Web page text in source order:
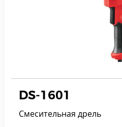
DS-1601
Смесительная дрель